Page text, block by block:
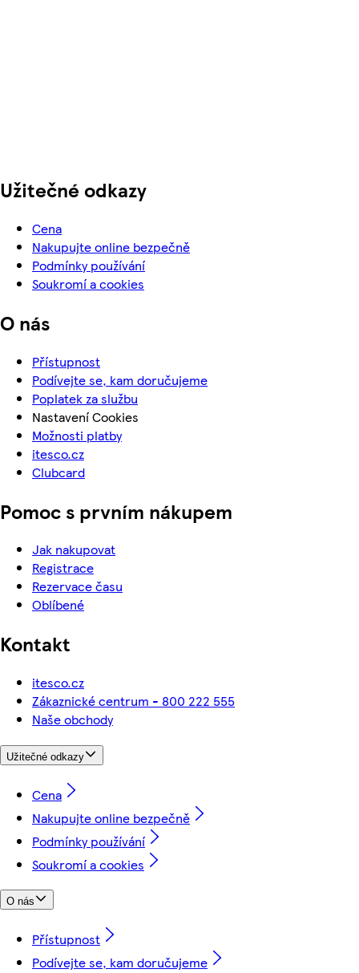
Užitečné odkazy
Cena
Nakupujte online bezpečně
Podmínky používání
Soukromí a cookies
O nás
Přístupnost
Podívejte se, kam doručujeme
Poplatek za službu
Nastavení Cookies
Možnosti platby
itesco.cz
Clubcard
Pomoc s prvním nákupem
Jak nakupovat
Registrace
Rezervace času
Oblíbené
Kontakt
itesco.cz
Zákaznické centrum - 800 222 555
Naše obchody
Užitečné odkazy
Cena
Nakupujte online bezpečně
Podmínky používání
Soukromí a cookies
O nás
Přístupnost
Podívejte se, kam doručujeme